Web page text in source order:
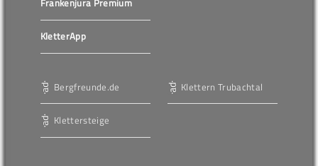
KletterApp
Bergfreunde.de
Klettersteige
Klettern Trubachtal